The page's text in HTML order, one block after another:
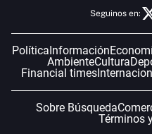
Seguinos en:
PolíticaInformación
AmbienteCultura
Financial times
Sobre Búsqueda
Términos